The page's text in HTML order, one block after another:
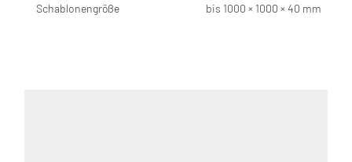
Schablonengröße
bis 1000 × 1000 × 40 mm